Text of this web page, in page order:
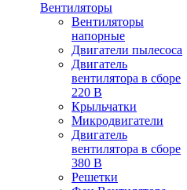
Вентиляторы
Вентиляторы
напорные
Двигатели пылесоса
Двигатель
вентилятора в сборе
220 В
Крыльчатки
Микродвигатели
Двигатель
вентилятора в сборе
380 В
Решетки